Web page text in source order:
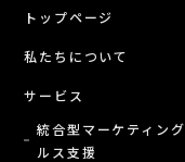
トップページ
私たちについて
サービス
統合型マーケティン
ルス支援